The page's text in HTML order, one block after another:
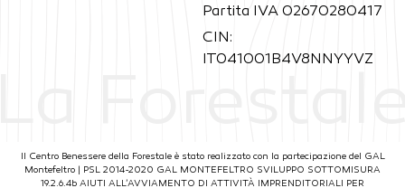
Partita IVA 02670280417
CIN:
IT041001B4V8NNYYVZ
Il Centro Benessere della Forestale è stato realizzato con la partecipazione del GAL
Montefeltro | PSL 2014-2020 GAL MONTEFELTRO SVILUPPO SOTTOMISURA
19.2.6.4b AIUTI ALL’AVVIAMENTO DI ATTIVITÀ IMPRENDITORIALI PER